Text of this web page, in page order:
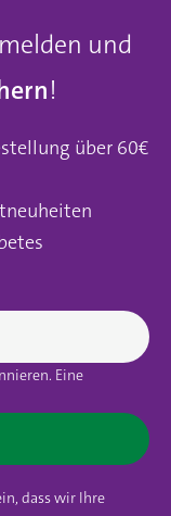
und
!
über 60€
Eine
dass wir Ihre